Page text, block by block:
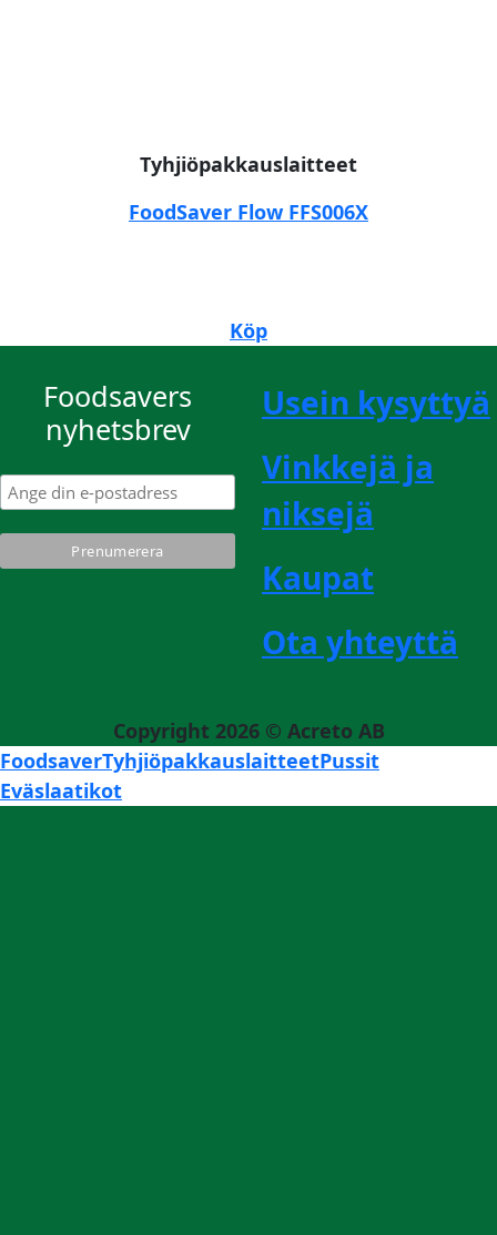
Tyhjiöpakkauslaitteet
FoodSaver Flow FFS006X
Köp
Foodsavers
nyhetsbrev
Usein kysyttyä
Vinkkejä ja
niksejä
Kaupat
Ota yhteyttä
Copyright 2026 © Acreto AB
FoodsaverTyhjiöpakkauslaitteetPussit
Eväslaatikot